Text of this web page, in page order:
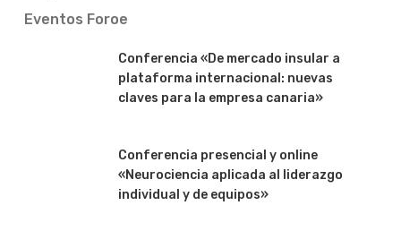
Eventos Foroe
Conferencia «De mercado insular a
plataforma internacional: nuevas
claves para la empresa canaria»
Conferencia presencial y online
«Neurociencia aplicada al liderazgo
individual y de equipos»